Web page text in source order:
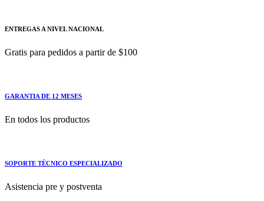
ENTREGAS A NIVEL NACIONAL
Gratis para pedidos a partir de $100
GARANTIA DE 12 MESES
En todos los productos
SOPORTE TÉCNICO ESPECIALIZADO
Asistencia pre y postventa